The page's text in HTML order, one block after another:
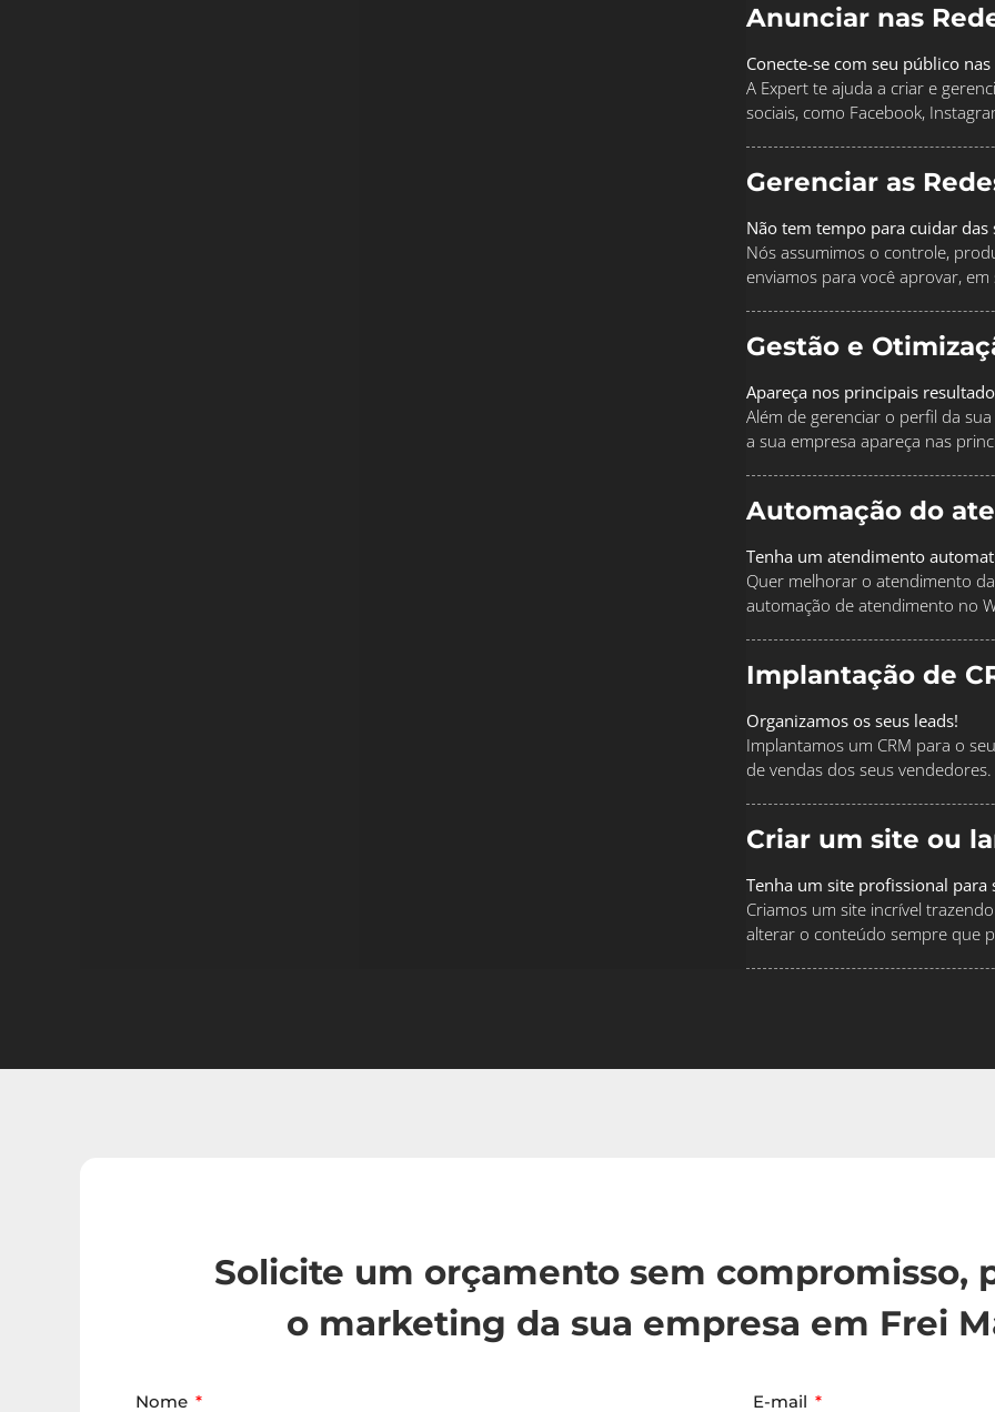
Anunciar nas
Conecte-se com seu público
A Expert te ajuda a criar e
sociais, como Facebook,
Gerenciar as
Não tem tempo para cuidar das
Nós assumimos o controle,
enviamos para você aprovar,
Gestão e
Apareça nos principais
Além de gerenciar o perfil da
a sua empresa apareça nas
Automação do
Tenha um atendimento
Quer melhorar o atendimento
automação de atendimento no
Implantação de
Organizamos os seus leads!
Implantamos um CRM para o
de vendas dos seus vendedores.
Criar um site ou
Tenha um site profissional para
Criamos um site incrível
alterar o conteúdo sempre que
Solicite um orçamento sem compromisso,
o marketing da sua empresa em Frei
Nome E-mail